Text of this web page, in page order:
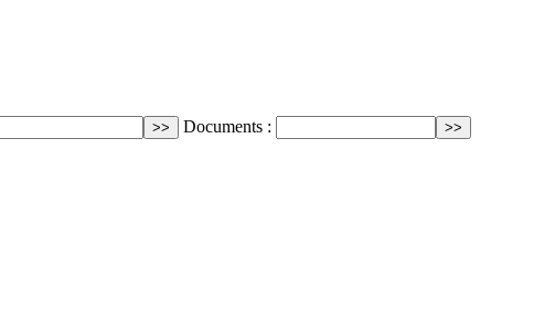
Documents :